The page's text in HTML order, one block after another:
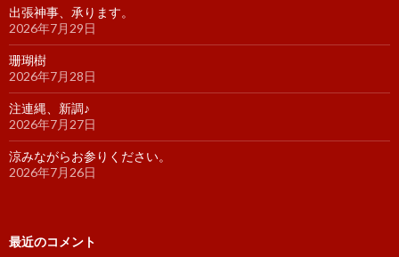
出張神事、承ります。
2026年7月29日
珊瑚樹
2026年7月28日
注連縄、新調♪
2026年7月27日
涼みながらお参りください。
2026年7月26日
最近のコメント